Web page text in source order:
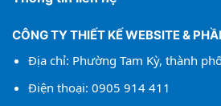
CÔNG TY THIẾT KẾ WEBSITE &
Địa chỉ: Phường Tam Kỳ, thành
Điện thoại: 0905 914 411